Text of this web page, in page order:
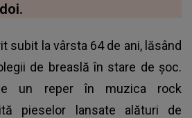
subit la vârsta 64 de ani, lăsând
de breaslă în stare de șoc.
un reper în muzica rock
pieselor lansate alături de